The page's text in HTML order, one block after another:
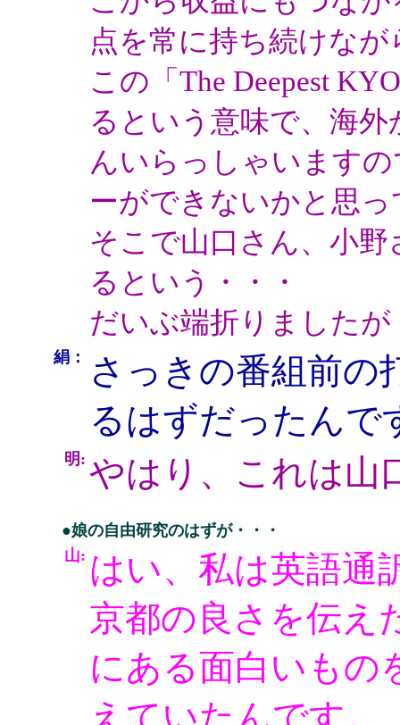
点を常に持ち続けな
この「The Deepest
るという意味で、海
んいらっしゃいます
ーができないかと思
そこで山口さん、小
るという・・・
だいぶ端折りましたが
絹：
さっきの番組前の
るはずだったんで
明: やはり、これは山
●娘の自由研究のはずが・・・
山: はい、私は英語通
京都の良さを伝え
にある面白いもの
えていたんです。